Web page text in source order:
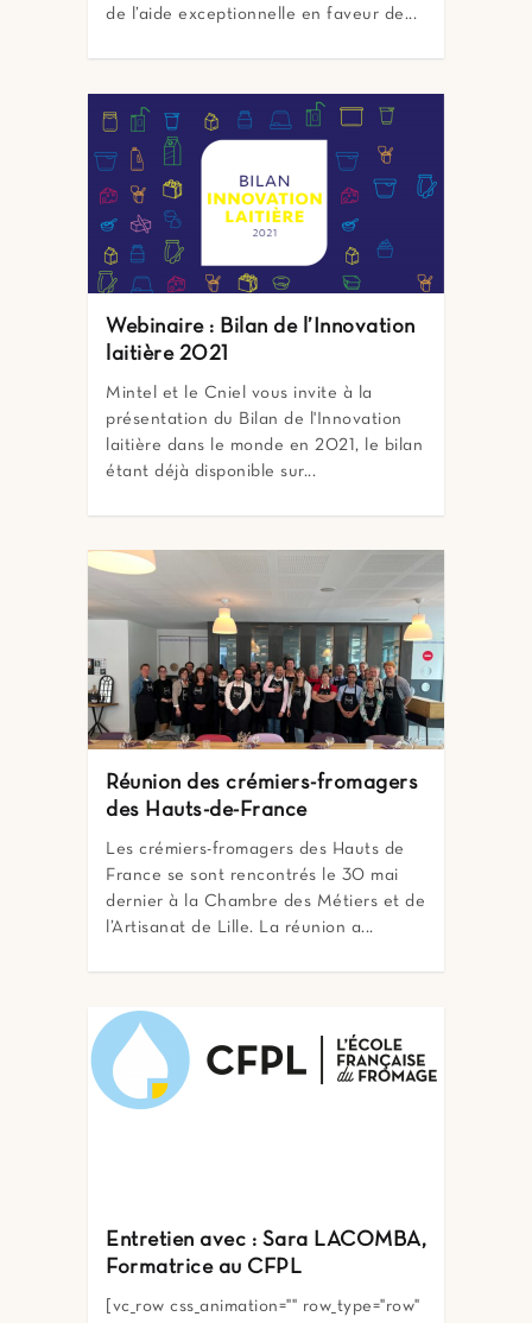
de l’aide exceptionnelle en faveur de...
Webinaire : Bilan de l’Innovation
laitière 2021
Mintel et le Cniel vous invite à la
présentation du Bilan de l'Innovation
laitière dans le monde en 2021, le bilan
étant déjà disponible sur...
Réunion des crémiers-fromagers
des Hauts-de-France
Les crémiers-fromagers des Hauts de
France se sont rencontrés le 30 mai
dernier à la Chambre des Métiers et de
l’Artisanat de Lille. La réunion a...
Entretien avec : Sara LACOMBA,
Formatrice au CFPL
[vc_row css_animation="" row_type="row"